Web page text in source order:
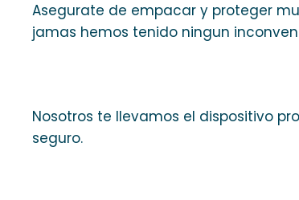
Asegurate de empacar y proteger
jamas hemos tenido ningun
Nosotros te llevamos el dispositivo
seguro.